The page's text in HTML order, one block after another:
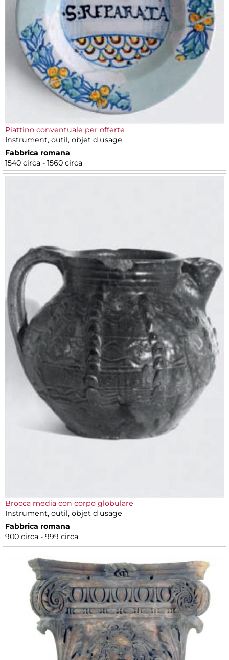
Piattino conventuale per offerte
Instrument, outil, objet d'usage
Fabbrica romana
1540 circa - 1560 circa
Brocca media con corpo globulare
Instrument, outil, objet d'usage
Fabbrica romana
900 circa - 999 circa